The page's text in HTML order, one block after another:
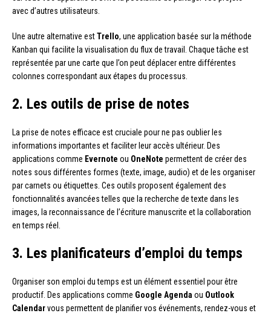
avec d’autres utilisateurs.
Une autre alternative estTrello, une application basée sur la méthode
Kanban qui facilite la visualisation du flux de travail. Chaque tâche est
représentée par une carte que l’on peut déplacer entre différentes
colonnes correspondant aux étapes du processus.
2. Les outils de prise de notes
La prise de notes efficace est cruciale pour ne pas oublier les
informations importantes et faciliter leur accès ultérieur. Des
applications comme Evernote ou OneNote permettent de créer des
notes sous différentes formes (texte, image, audio) et de les organiser
par carnets ou étiquettes. Ces outils proposent également des
fonctionnalités avancées telles que la recherche de texte dans les
images, la reconnaissance de l’écriture manuscrite et la collaboration
en temps réel.
3. Les planificateurs d’emploi du temps
Organiser son emploi du temps est un élément essentiel pour être
productif. Des applications comme Google Agenda ou Outlook
Calendarvous permettent de planifier vos événements, rendez-vous et